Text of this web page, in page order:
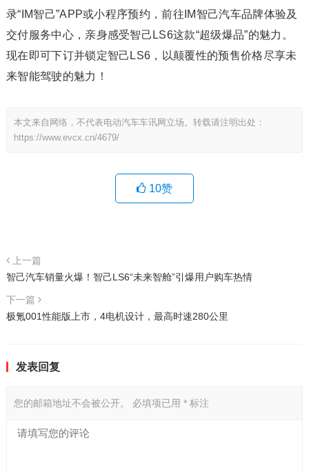
录“IM智己”APP或小程序预约，前往IM智己汽车品牌体验及
交付服务中心，亲身感受智己LS6这款“超级爆品”的魅力。
现在即可下订并锁定智己LS6，以颠覆性的预售价格尽享未
来智能驾驶的魅力！
本文来自网络，不代表电动汽车车讯网立场。转载请注明出处：
https://www.evcx.cn/4679/
10赞
上一篇
智己汽车销量火爆！智己LS6“未来智舱”引爆用户购车热情
下一篇
极氪001性能版上市，4电机设计，最高时速280公里
发表回复
您的邮箱地址不会被公开。 必填项已用 *标注